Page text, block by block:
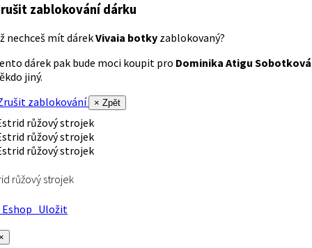
zablokování dárku
nechceš mít dárekVivaia botky zablokovaný?
dárek pak bude moci koupit pro Dominika Atigu Sobotková
jiný.
zablokování
× Zpět
růžový strojek
Uložit